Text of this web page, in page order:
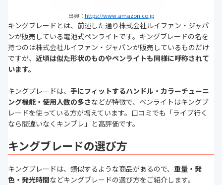
出典： https://www.amazon.co.jp
キングブレードとは、前述した通り株式会社ルイファン・ジャパ
ンが販売している電池式ペンライトです。キングブレードの名を
持つのは株式会社ルイファン・ジャパンが販売しているものだけ
ですが、 近頃は似た形状のものやペンライトも同様に呼称されて
います。
キングブレードは、 手にフィットするハンドル・カラーチューニ
ング機能・使用人数の多さなどが特徴で、ペンライトはキングブ
レードを使っている方が増えています。口コミでも「ライブ行く
なら間違いなくキンブレ」と高評価です。
キングブレードの選び方
キングブレードは、類似するような商品があるので、 重量・発
色・発光時間などキングブレードの選び方をご紹介します。